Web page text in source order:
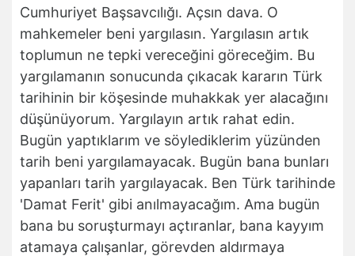
Cumhuriyet Başsavcılığı. Açsın dava. O
mahkemeler beni yargılasın. Yargılasın artık
toplumun ne tepki vereceğini göreceğim. Bu
yargılamanın sonucunda çıkacak kararın Türk
tarihinin bir köşesinde muhakkak yer alacağını
düşünüyorum. Yargılayın artık rahat edin.
Bugün yaptıklarım ve söylediklerim yüzünden
tarih beni yargılamayacak. Bugün bana bunları
yapanları tarih yargılayacak. Ben Türk tarihinde
'Damat Ferit' gibi anılmayacağım. Ama bugün
bana bu soruşturmayı açtıranlar, bana kayyım
atamaya çalışanlar, görevden aldırmaya